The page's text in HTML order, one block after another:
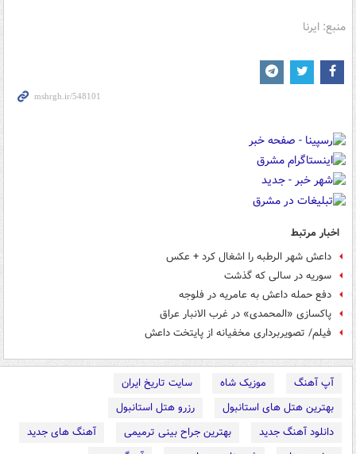
منبع: ایرنا
اخبار مرتبط
داعش شهر الرطبه را اشغال کرد + عکس
سوریه در سالی که گذشت
دفع حمله داعش به عامریه در فلوجه
پاکسازی «المحمدی» در غرب الانبار عراق
فیلم/ تصویربرداری مخفیانه از پایتخت داعش
آپ آهنگ موزیک شاه
سایت تاریخ ایران
بهترین هتل های استانبول
رزرو هتل استانبول
دانلود آهنگ جدید
بهترین جراح بینی ترمیمی
آهنگ های جدید